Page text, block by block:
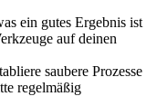
ein gutes Ergebnis ist
auf deinen
saubere Prozesse
regelmäßig